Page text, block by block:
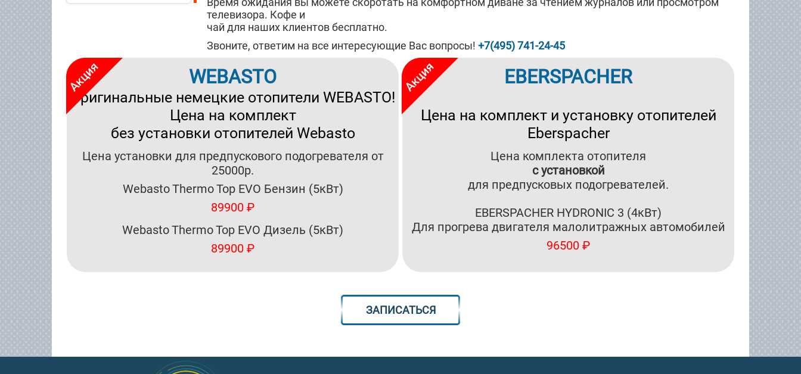
телевизора. Кофе и
чай для наших клиентов бесплатно.
Звоните, ответим на все интересующие Вас вопросы! +7(495) 741-24-45
WEBASTO
Оригинальные немецкие отопители WEBASTO!
Цена на комплект
без установки отопителей Webasto
Цена установки для предпускового подогревателя от
25000р.
Webasto Thermo Top EVO Бензин (5кВт)
89900 ₽
Webasto Thermo Top EVO Дизель (5кВт)
89900 ₽
EBERSPACHER
Цена на комплект и установку отопителей
Eberspacher
Цена комплекта отопителя
c установкой
для предпусковых подогревателей.
EBERSPACHER HYDRONIC 3 (4кВт)
Для прогрева двигателя малолитражных автомобилей
96500 ₽
ЗАПИСАТЬСЯ